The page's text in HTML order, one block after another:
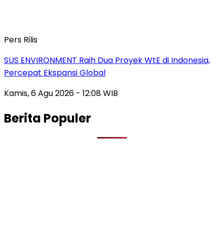
Pers Rilis
SUS ENVIRONMENT Raih Dua Proyek WtE di Indonesia,
Percepat Ekspansi Global
Kamis, 6 Agu 2026 - 12:08 WIB
Berita Populer